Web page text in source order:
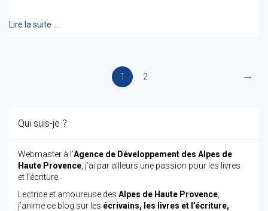
Lire la suite …
1 2 →
Qui suis-je ?
Webmaster à l’Agence de Développement des Alpes de
Haute Provence , j’ai par ailleurs une passion pour les livres
et l’écriture.
Lectrice et amoureuse des Alpes de Haute Provence
j’anime ce blog sur les écrivains, les livres et l’écriture,